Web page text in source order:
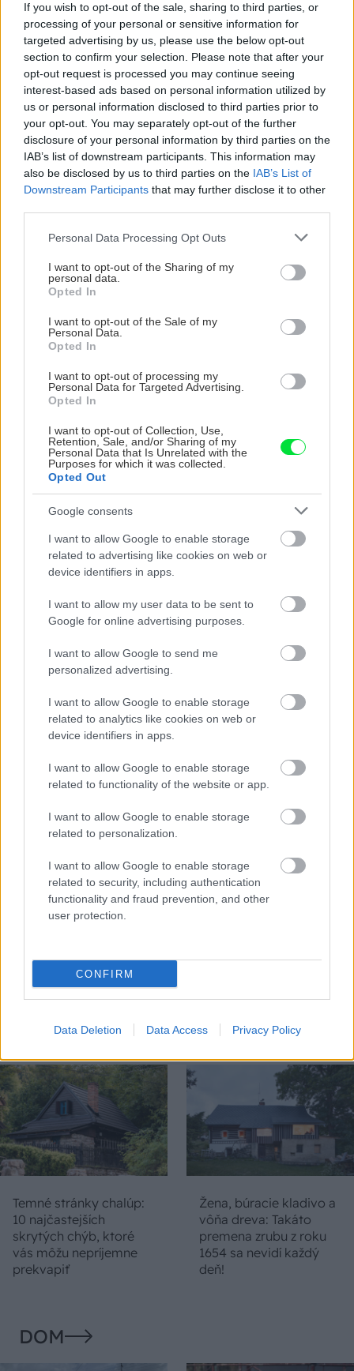
If you wish to opt-out of the sale, sharing to third parties, or
processing of your personal or sensitive information for
targeted advertising by us, please use the below opt-out
section to confirm your selection. Please note that after your
opt-out request is processed you may continue seeing
interest-based ads based on personal information utilized by
us or personal information disclosed to third parties prior to
your opt-out. You may separately opt-out of the further
disclosure of your personal information by third parties on the
IAB’s list of downstream participants. This information may
also be disclosed by us to third parties on the IAB’s List of
Downstream Participants that may further disclose it to other
Please note that this website/app uses one or more Google
not limited to your visit or usage behaviour. You may click to
grant or deny consent to Google and its third-party tags to
use your data for below specified purposes in below Google
consent section.
Personal Data Processing Opt Outs
I want to opt-out of the Sharing of my
personal data.
Opted In
I want to opt-out of the Sale of my
Personal Data.
Opted In
I want to opt-out of processing my
Personal Data for Targeted Advertising.
Opted In
I want to opt-out of Collection, Use,
Retention, Sale, and/or Sharing of my
Personal Data that Is Unrelated with the
Purposes for which it was collected.
Opted Out
Google consents
I want to allow Google to enable storage
related to advertising like cookies on web or
device identifiers in apps.
I want to allow my user data to be sent to
Google for online advertising purposes.
I want to allow Google to send me
personalized advertising.
I want to allow Google to enable storage
related to analytics like cookies on web or
device identifiers in apps.
I want to allow Google to enable storage
related to functionality of the website or app.
I want to allow Google to enable storage
related to personalization.
I want to allow Google to enable storage
related to security, including authentication
functionality and fraud prevention, and other
user protection.
CONFIRM
Data Deletion Data Access Privacy Policy
Prečo z okna robia radiátor a ako to vyriešiť za pár eur?
predajcovia idú okolo 100 eur kus.
Nekupujte drahé lapače: Vyrobte si za 5 minút domácu
pascu na osy a sršne, ktorá ich nepustí von
Bros sprej necaka kym osa vypije moje pivo. Zaroven
nasmrdi cele hniezdo a neostane tam nic zive. Vasa
pasca naucinke moc efektivne. Skor pritiahne slimaky
Viete, kedy použiť akú maltu? Spoznajte rozdiely, ktoré
vám ušetria čas v stavebninách aj pri práci
Ten článok mal takú výpovednú hodnotu ako učivo pre
3 ročník základnej školy. To fakt? AI alebo nejaka kniha
z VŠ? Dnešné rychlotvrdnuce malty - pevnosť 40 Mpa a
doba schnutia tak 15 minut , k tomu vodotesné s
kryštálikou. A rozdiel - schnutie a zretie. Nič?
Záhradné ležadlá v obchodoch sú predražené. Toto si
Žiadne čapovanie alebo zadlabávanie, všetko len na
čínske skrutky. Alternatíva slovenskej IKEI - čo sa týka
pevnosti. Autor si nedal veľa námahy s remeselným
spracovaním, škoda. No lepšie než ten odpad z DTD
predávaný v Kauflande alebo Lídli.
ZÁHRADA
5 trvaliek s
panašovanými listami,
ktoré dodajú vášmu
záhonu celosezónny
šmrnc
Trvalky, ktoré znesú
sucho a teplo? Tieto
vysaďte na miesta, na
deň
Nemusí to byť len
krások, ktoré rozžiaria
vašu záhradu
Môže aspirín zachrániť
rastliny? Pravda vás
možno prekvapí
CHALUPA
starú chalupu na
nepoznanie: Keď
vojdete dnu, zabudnete,
dokáže aj podpísať.
Čičmanoch si postavil
duchu tradícií
Temné stránky chalúp:
10 najčastejších
skrytých chýb, ktoré
vás môžu nepríjemne
prekvapiť
Žena, búracie kladivo a
vôňa dreva: Takáto
premena zrubu z roku
1654 sa nevidí každý
deň!
DOM